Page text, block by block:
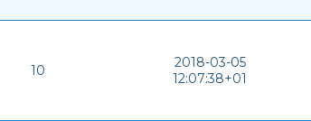
10
2018-03-05
12:07:38+01